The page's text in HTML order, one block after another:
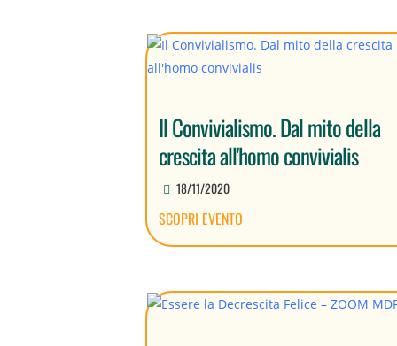
Il Convivialismo. Dal mito della
crescita all'homo convivialis
18/11/2020
SCOPRI EVENTO